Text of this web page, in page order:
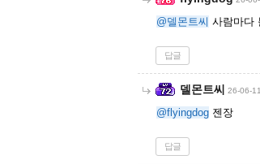
@델몬트씨 사람마다
답글
델몬트씨 26-06-
@flyingdog 젠장
답글